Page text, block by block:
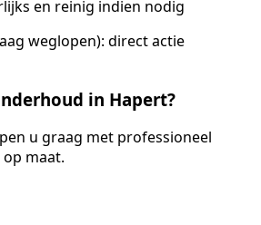
en reinig indien nodig
weglopen): direct actie
in Hapert?
u graag met professioneel
maat.